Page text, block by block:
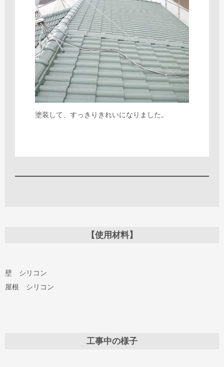
塗装して、すっきりきれいになりました。
【使用材料】
壁 シリコン
屋根 シリコン
工事中の様子